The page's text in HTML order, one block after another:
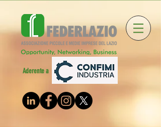
Aderente a